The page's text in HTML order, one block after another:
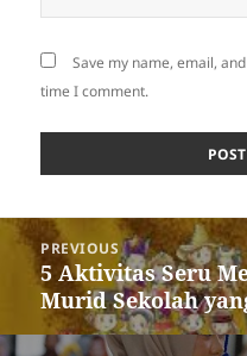
Save my name, email,
time I comment.
Post
navigation
PREVIOUS
Previous
post:
5 Aktivitas Seru
Murid Sekolah